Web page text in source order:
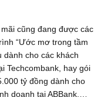
cũng đang được các
“Ước mơ trong tầm
dành cho các khách
Techcombank, hay gói
tỷ đồng dành cho
doanh tại ABBank,…